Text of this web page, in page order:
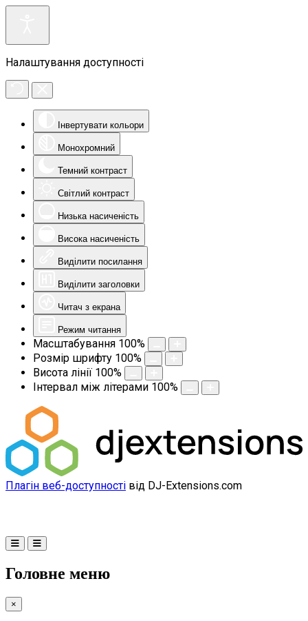
Налаштування доступності
Інвертувати кольори
Монохромний
Темний контраст
Світлий контраст
Низька насиченість
Висока насиченість
Виділити посилання
Виділити заголовки
Читач з екрана
Режим читання
Масштабування 100%
Розмір шрифту 100%
Висота лінії 100%
Інтервал між літерами 100%
Плагін веб-доступності від DJ-Extensions.com
Головне меню
×